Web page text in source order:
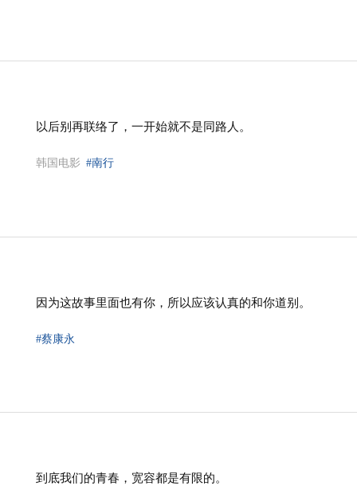
以后别再联络了，一开始就不是同路人。
韩国电影 #南行
因为这故事里面也有你，所以应该认真的和你道别。
#蔡康永
到底我们的青春，宽容都是有限的。